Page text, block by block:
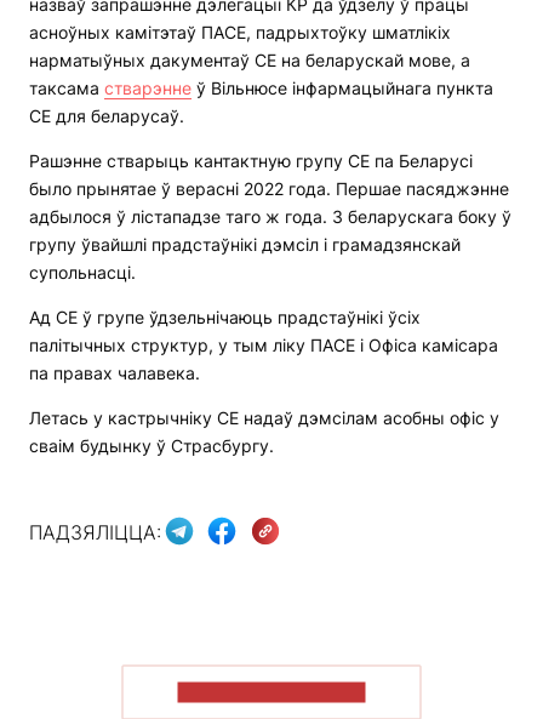
назваў запрашэнне дэлегацыі КР да ўдзелу ў працы
асноўных камітэтаў ПАСЕ, падрыхтоўку шматлікіх
нарматыўных дакументаў СЕ на беларускай мове, а
таксама стварэнне ў Вільнюсе інфармацыйнага пункта
СЕ для беларусаў.
Рашэнне стварыць кантактную групу СЕ па Беларусі
было прынятае ў верасні 2022 года. Першае пасяджэнне
адбылося ў лістападзе таго ж года. З беларускага боку ў
групу ўвайшлі прадстаўнікі дэмсіл і грамадзянскай
супольнасці.
Ад СЕ ў групе ўдзельнічаюць прадстаўнікі ўсіх
палітычных структур, у тым ліку ПАСЕ і Офіса камісара
па правах чалавека.
Летась у кастрычніку СЕ надаў дэмсілам асобны офіс у
сваім будынку ў Страсбургу.
ПАДЗЯЛІЦЦА: